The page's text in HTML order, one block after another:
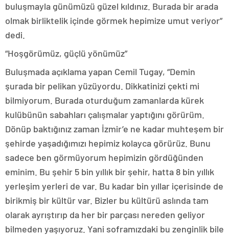
buluşmayla günümüzü güzel kıldınız. Burada bir arada
olmak birliktelik içinde görmek hepimize umut veriyor”
dedi.
“Hoşgörümüz, güçlü yönümüz”
Buluşmada açıklama yapan Cemil Tugay, “Demin
şurada bir pelikan yüzüyordu. Dikkatinizi çekti mi
bilmiyorum. Burada oturduğum zamanlarda kürek
kulübünün sabahları çalışmalar yaptığını görürüm.
Dönüp baktığınız zaman İzmir’e ne kadar muhteşem bir
şehirde yaşadığımızı hepimiz kolayca görürüz. Bunu
sadece ben görmüyorum hepimizin gördüğünden
eminim. Bu şehir 5 bin yıllık bir şehir, hatta 8 bin yıllık
yerleşim yerleri de var. Bu kadar bin yıllar içerisinde de
birikmiş bir kültür var. Bizler bu kültürü aslında tam
olarak ayrıştırıp da her bir parçası nereden geliyor
bilmeden yaşıyoruz. Yani soframızdaki bu zenginlik bile